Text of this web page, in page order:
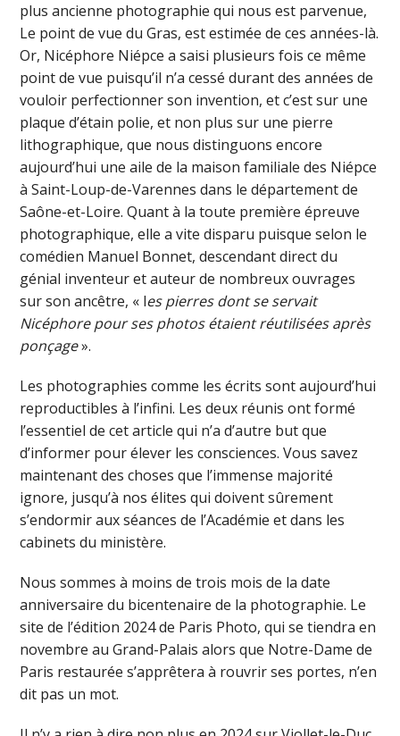
plus ancienne photographie qui nous est parvenue,
Le point de vue du Gras, est estimée de ces années-là.
Or, Nicéphore Niépce a saisi plusieurs fois ce même
point de vue puisqu’il n’a cessé durant des années de
vouloir perfectionner son invention, et c’est sur une
plaque d’étain polie, et non plus sur une pierre
lithographique, que nous distinguons encore
aujourd’hui une aile de la maison familiale des Niépce
à Saint-Loup-de-Varennes dans le département de
Saône-et-Loire. Quant à la toute première épreuve
photographique, elle a vite disparu puisque selon le
comédien Manuel Bonnet, descendant direct du
génial inventeur et auteur de nombreux ouvrages
sur son ancêtre, « les pierres dont se servait
Nicéphore pour ses photos étaient réutilisées après
ponçage».
Les photographies comme les écrits sont aujourd’hui
reproductibles à l’infini. Les deux réunis ont formé
l’essentiel de cet article qui n’a d’autre but que
d’informer pour élever les consciences. Vous savez
maintenant des choses que l’immense majorité
ignore, jusqu’à nos élites qui doivent sûrement
s’endormir aux séances de l’Académie et dans les
cabinets du ministère.
Nous sommes à moins de trois mois de la date
anniversaire du bicentenaire de la photographie. Le
site de l’édition 2024 de Paris Photo, qui se tiendra en
novembre au Grand-Palais alors que Notre-Dame de
Paris restaurée s’apprêtera à rouvrir ses portes, n’en
dit pas un mot.